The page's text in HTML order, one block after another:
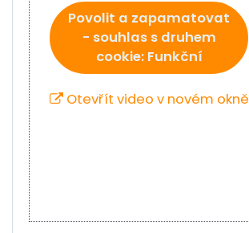
Povolit a zapamatovat
- souhlas s druhem
cookie: Funkční
Otevřít video v novém okně